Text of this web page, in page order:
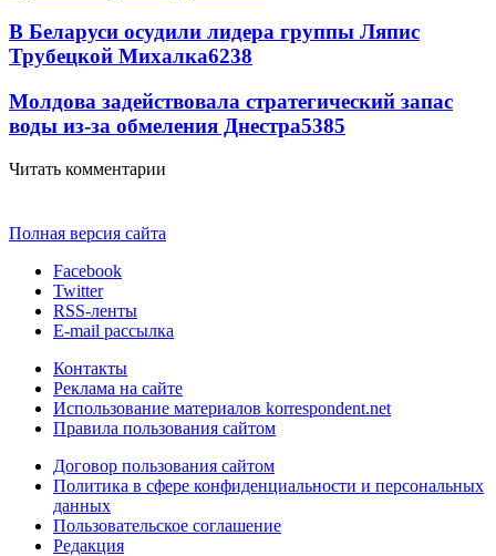
В Беларуси осудили лидера группы Ляпис
Трубецкой Михалка6238
Молдова задействовала стратегический запас
воды из-за обмеления Днестра5385
Читать комментарии
Полная версия сайта
Facebook
Twitter
RSS-ленты
E-mail рассылка
Контакты
Реклама на сайте
Использование материалов korrespondent.net
Правила пользования сайтом
Договор пользования сайтом
Политика в сфере конфиденциальности и персональных
данных
Пользовательское соглашение
Редакция